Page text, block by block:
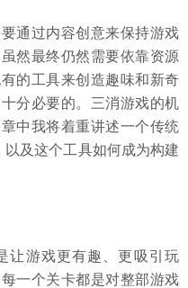
通过内容创意来保持游戏
然最终仍然需要依靠资源
的工具来创造趣味和新奇
分必要的。三消游戏的机
中我将着重讲述一个传统
及这个工具如何成为构建
让游戏更有趣、更吸引玩
一个关卡都是对整部游戏